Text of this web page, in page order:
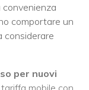
convenienza
comportare un
considerare
per nuovi
mobile con